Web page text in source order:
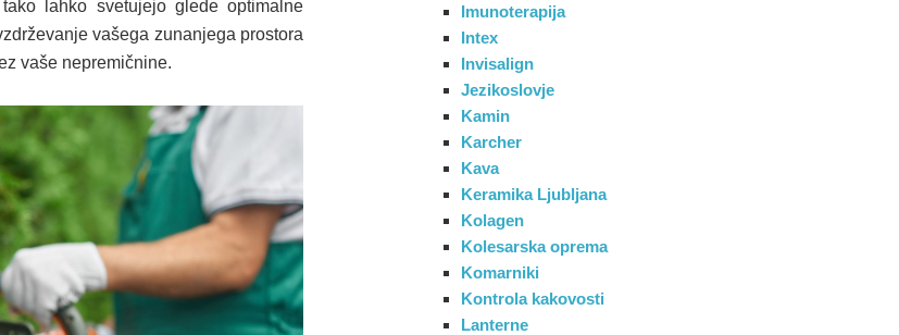
lahko svetujejo glede optimalne
vašega zunanjega prostora
vaše nepremičnine.
Imunoterapija
Intex
Invisalign
Jezikoslovje
Kamin
Karcher
Kava
Keramika Ljubljana
Kolagen
Kolesarska oprema
Komarniki
Kontrola kakovosti
Lanterne